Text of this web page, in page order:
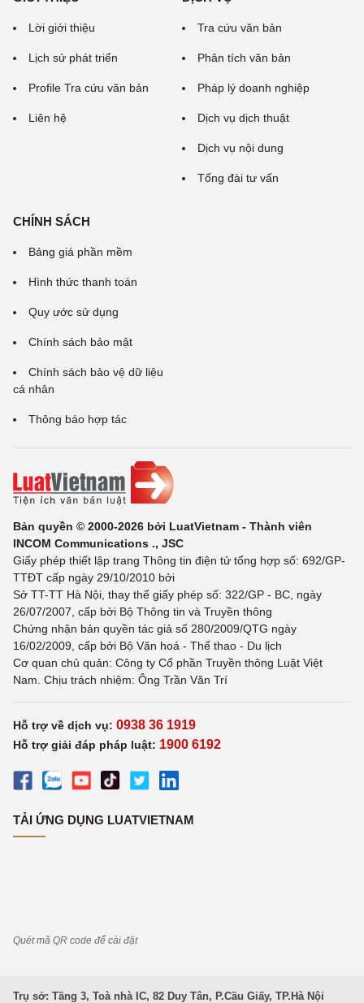
Lời giới thiệu
Lịch sử phát triển
Profile Tra cứu văn bản
Liên hệ
Tra cứu văn bản
Phân tích văn bản
Pháp lý doanh nghiệp
Dịch vụ dịch thuật
Dịch vụ nội dung
Tổng đài tư vấn
CHÍNH SÁCH
Bảng giá phần mềm
Hình thức thanh toán
Quy ước sử dụng
Chính sách bảo mật
Chính sách bảo vệ dữ liệu
cá nhân
Thông báo hợp tác
Bản quyền © 2000-2026 bởi LuatVietnam - Thành viên
INCOM Communications ., JSC
Giấy phép thiết lập trang Thông tin điện tử tổng hợp số: 692/GP-
TTĐT cấp ngày 29/10/2010 bởi
Sở TT-TT Hà Nội, thay thế giấy phép số: 322/GP - BC, ngày
26/07/2007, cấp bởi Bộ Thông tin và Truyền thông
Chứng nhận bản quyền tác giả số 280/2009/QTG ngày
16/02/2009, cấp bởi Bộ Văn hoá - Thể thao - Du lịch
Cơ quan chủ quản: Công ty Cổ phần Truyền thông Luật Việt
Nam. Chịu trách nhiệm: Ông Trần Văn Trí
Hỗ trợ về dịch vụ: 0938 36 1919
Hỗ trợ giải đáp pháp luật: 1900 6192
TẢI ỨNG DỤNG LUATVIETNAM
Quét mã QR code để cài đặt
Trụ sở: Tầng 3, Toà nhà IC, 82 Duy Tân, P.Cầu Giấy, TP.Hà Nội